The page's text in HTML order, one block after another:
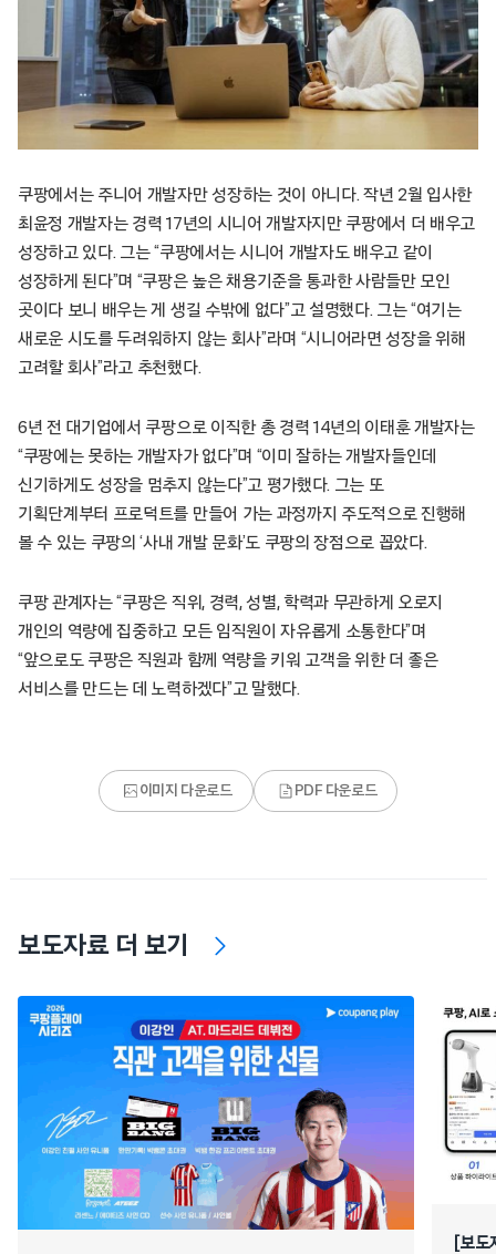
쿠팡에서는 주니어 개발자만 성장하는 것이 아니다. 작년 2월 입사한
최윤정 개발자는 경력 17년의 시니어 개발자지만 쿠팡에서 더 배우고
성장하고 있다. 그는 “쿠팡에서는 시니어 개발자도 배우고 같이
성장하게 된다”며 “쿠팡은 높은 채용기준을 통과한 사람들만 모인
곳이다 보니 배우는 게 생길 수밖에 없다”고 설명했다. 그는 “여기는
새로운 시도를 두려워하지 않는 회사”라며 “시니어라면 성장을 위해
고려할 회사”라고 추천했다.
6년 전 대기업에서 쿠팡으로 이직한 총 경력 14년의 이태훈 개발자는
“쿠팡에는 못하는 개발자가 없다”며 “이미 잘하는 개발자들인데
신기하게도 성장을 멈추지 않는다”고 평가했다. 그는 또
기획단계부터 프로덕트를 만들어 가는 과정까지 주도적으로 진행해
볼 수 있는 쿠팡의 ‘사내 개발 문화’도 쿠팡의 장점으로 꼽았다.
쿠팡 관계자는 “쿠팡은 직위, 경력, 성별, 학력과 무관하게 오로지
개인의 역량에 집중하고 모든 임직원이 자유롭게 소통한다”며
“앞으로도 쿠팡은 직원과 함께 역량을 키워 고객을 위한 더 좋은
서비스를 만드는 데 노력하겠다”고 말했다.
이미지 다운로드 PDF 다운로드
보도자료 더 보기
[보